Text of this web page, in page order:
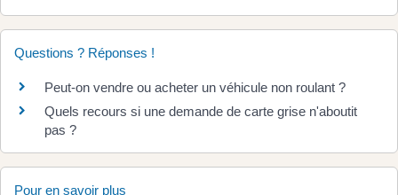
Questions ? Réponses !
Peut-on vendre ou acheter un véhicule non roulant ?
Quels recours si une demande de carte grise n'aboutit
pas ?
Pour en savoir plus